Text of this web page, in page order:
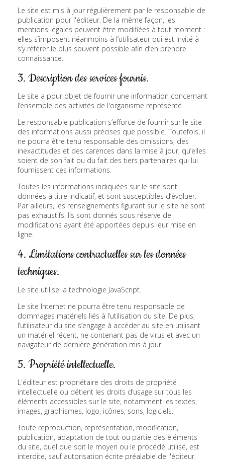
Le site est mis à jour régulièrement par le responsable de
publication pour l'éditeur. De la même façon, les
mentions légales peuvent être modifiées à tout moment :
elles s’imposent néanmoins à l’utilisateur qui est invité à
s’y référer le plus souvent possible afin d’en prendre
connaissance.
3. Description des services fournis.
Le site a pour objet de fournir une information concernant
l’ensemble des activités de l'organisme représenté.
Le responsable publication s’efforce de fournir sur le site
des informations aussi précises que possible. Toutefois, il
ne pourra être tenu responsable des omissions, des
inexactitudes et des carences dans la mise à jour, qu’elles
soient de son fait ou du fait des tiers partenaires qui lui
fournissent ces informations.
Toutes les informations indiquées sur le site sont
données à titre indicatif, et sont susceptibles d’évoluer.
Par ailleurs, les renseignements figurant sur le site ne sont
pas exhaustifs. Ils sont donnés sous réserve de
modifications ayant été apportées depuis leur mise en
ligne.
4. Limitations contractuelles sur les données
techniques.
Le site utilise la technologie JavaScript.
Le site Internet ne pourra être tenu responsable de
dommages matériels liés à l’utilisation du site. De plus,
l’utilisateur du site s’engage à accéder au site en utilisant
un matériel récent, ne contenant pas de virus et avec un
navigateur de dernière génération mis à jour.
5. Propriété intellectuelle.
L'éditeur est propriétaire des droits de propriété
intellectuelle ou détient les droits d’usage sur tous les
éléments accessibles sur le site, notamment les textes,
images, graphismes, logo, icônes, sons, logiciels.
Toute reproduction, représentation, modification,
publication, adaptation de tout ou partie des éléments
du site, quel que soit le moyen ou le procédé utilisé, est
interdite, sauf autorisation écrite préalable de l'éditeur.